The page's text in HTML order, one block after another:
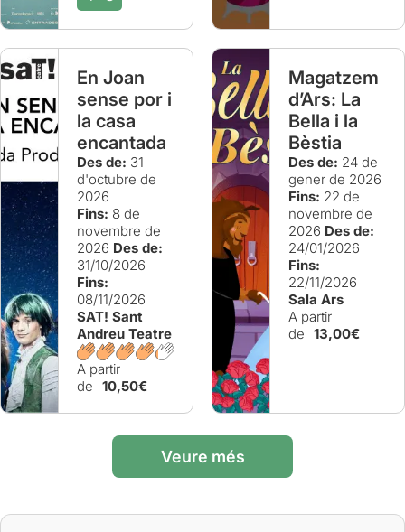
En Joan
sense por i
la casa
encantada
Des de: 31
d'octubre de
2026
Fins: 8 de
novembre de
2026 Des de:
31/10/2026
Fins:
08/11/2026
SAT! Sant
Andreu Teatre
A partir
de 10,50€
Magatzem
d’Ars: La
Bella i la
Bèstia
Des de: 24 de
gener de 2026
Fins: 22 de
novembre de
2026 Des de:
24/01/2026
Fins:
22/11/2026
Sala Ars
A partir
de 13,00€
Veure més